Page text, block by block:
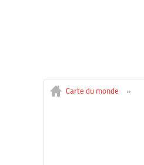
Carte du monde »